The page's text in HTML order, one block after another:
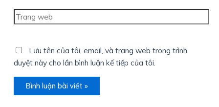
Trang
web
Lưu tên của tôi, email, và trang web trong trình
duyệt này cho lần bình luận kế tiếp của tôi.